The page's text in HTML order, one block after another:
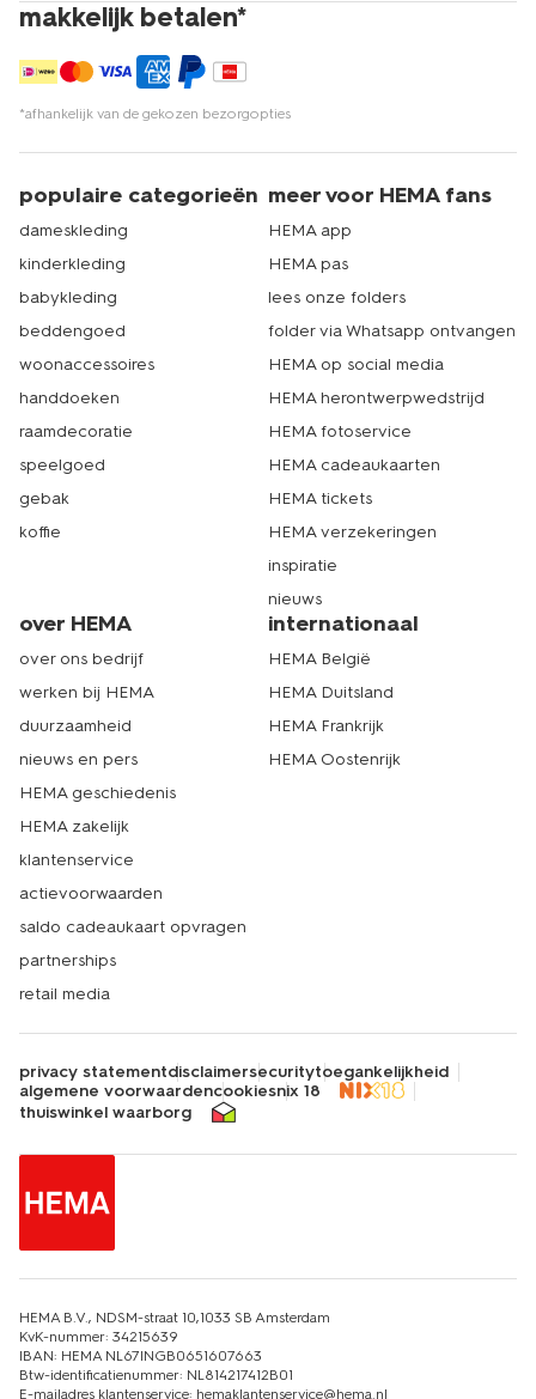
makkelijk betalen*
*afhankelijk van de gekozen bezorgopties
populaire categorieën
dameskleding
kinderkleding
babykleding
beddengoed
woonaccessoires
handdoeken
raamdecoratie
speelgoed
gebak
koffie
meer voor HEMA fans
HEMA app
HEMA pas
lees onze folders
folder via Whatsapp ontvangen
HEMA op social media
HEMA herontwerpwedstrijd
HEMA fotoservice
HEMA cadeaukaarten
HEMA tickets
HEMA verzekeringen
inspiratie
nieuws
over HEMA
over ons bedrijf
werken bij HEMA
duurzaamheid
nieuws en pers
HEMA geschiedenis
HEMA zakelijk
klantenservice
actievoorwaarden
saldo cadeaukaart opvragen
partnerships
retail media
internationaal
HEMA België
HEMA Duitsland
HEMA Frankrijk
HEMA Oostenrijk
privacy statementdisclaimersecuritytoegankelijkheid
algemene voorwaardencookiesnix 18
thuiswinkel waarborg
HEMA B.V., NDSM-straat 10,1033 SB Amsterdam
KvK-nummer: 34215639
IBAN: HEMA NL67INGB0651607663
Btw-identificatienummer: NL814217412B01
E-mailadres klantenservice: hemaklantenservice@hema.nl